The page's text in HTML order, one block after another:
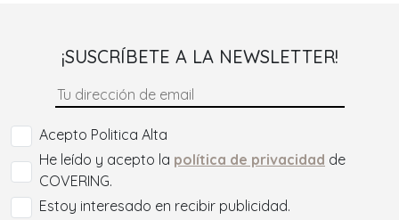
¡SUSCRÍBETE A LA NEWSLETTER!
Acepto Politica Alta
He leído y acepto la política de privacidad de
COVERING.
Estoy interesado en recibir publicidad.